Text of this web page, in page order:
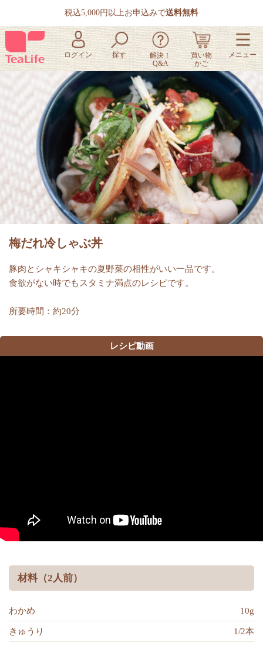
税込5,000円以上お申込みで送料無料
梅だれ冷しゃぶ丼
豚肉とシャキシャキの夏野菜の相性がいい一品です。
食欲がない時でもスタミナ満点のレシピです。
所要時間：約20分
レシピ動画
材料（2人前）
わかめ 10g
きゅうり 1/2本